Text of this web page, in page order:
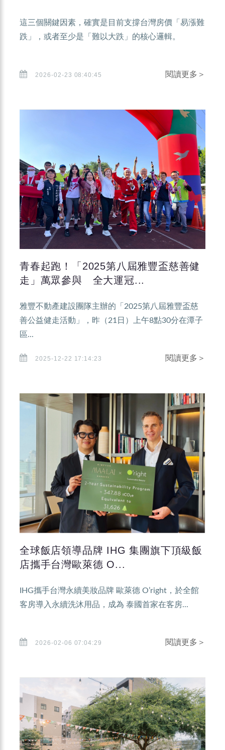
這三個關鍵因素，確實是目前支撐台灣房價「易漲難
跌」，或者至少是「難以大跌」的核心邏輯。
2026-02-23 08:40:45 閱讀更多＞
青春起跑！「2025第八屆雅豐盃慈善健
走」萬眾參與 全大運冠...
雅豐不動產建設團隊主辦的「2025第八屆雅豐盃慈
善公益健走活動」，昨（21日）上午8點30分在潭子
區...
2025-12-22 17:14:23 閱讀更多＞
全球飯店領導品牌 IHG 集團旗下頂級飯
店攜手台灣歐萊德 O...
IHG攜手台灣永續美妝品牌 歐萊德 O’right，於全館
客房導入永續洗沐用品，成為 泰國首家在客房...
2026-02-06 07:04:29 閱讀更多＞